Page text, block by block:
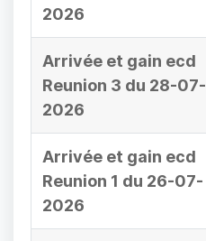
2026
Arrivée et gain ecd
Reunion 3 du 28-07-
2026
Arrivée et gain ecd
Reunion 1 du 26-07-
2026